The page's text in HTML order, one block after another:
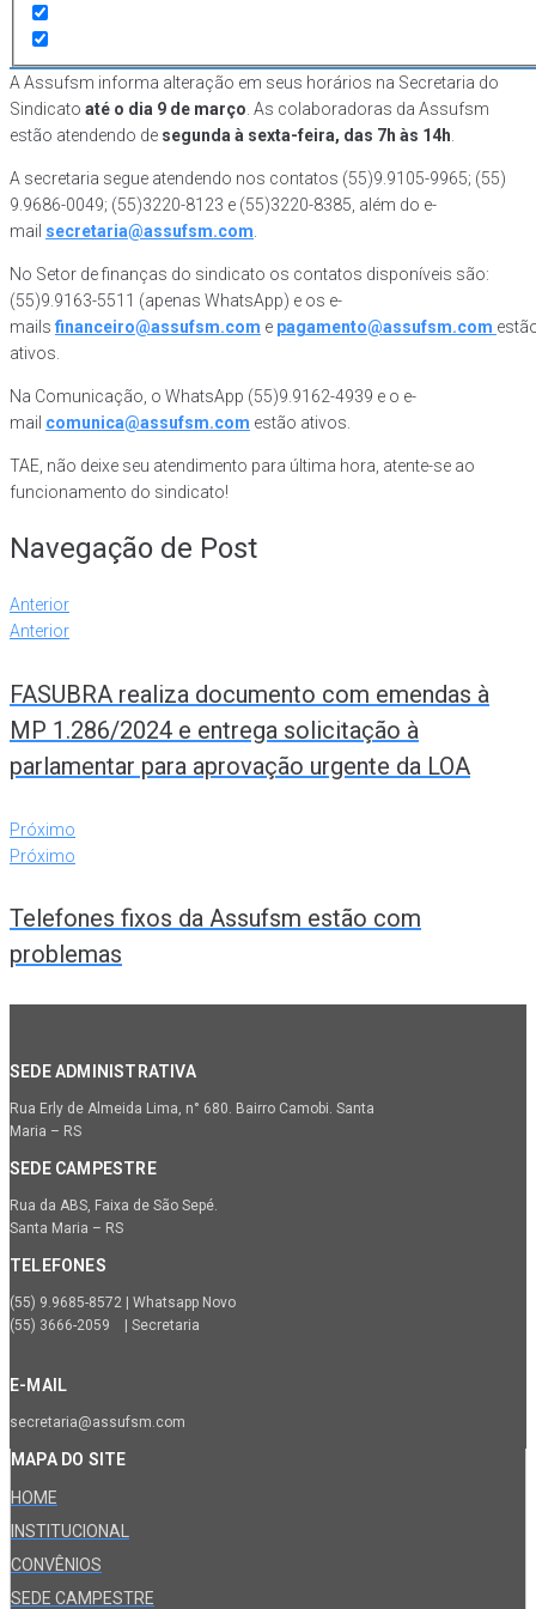
A Assufsm informa alteração em seus horários na Secretaria do
Sindicato até o dia 9 de março . As colaboradoras da Assufsm
estão atendendo de segunda à sexta-feira, das 7h às 14h
A secretaria segue atendendo nos contatos (55)9.9105-9965; (55)
9.9686-0049; (55)3220-8123 e (55)3220-8385, além do e-
mail secretaria@assufsm.com
No Setor de finanças do sindicato os contatos disponíveis são:
(55)9.9163-5511 (apenas WhatsApp) e os e-
mails financeiro@assufsm.com e pagamento@assufsm.com
ativos.
Na Comunicação, o WhatsApp (55)9.9162-4939 e o e-
mail comunica@assufsm.com estão ativos.
TAE, não deixe seu atendimento para última hora, atente-se ao
funcionamento do sindicato!
Navegação de Post
Anterior
Anterior
FASUBRA realiza documento com emendas à
MP 1.286/2024 e entrega solicitação à
parlamentar para aprovação urgente da LOA
Próximo
Próximo
Telefones fixos da Assufsm estão com
problemas
SEDE ADMINISTRATIVA
Rua Erly de Almeida Lima, n° 680. Bairro Camobi. Santa
Maria – RS
SEDE CAMPESTRE
Rua da ABS, Faixa de São Sepé.
Santa Maria – RS
TELEFONES
(55) 9.9685-8572 | Whatsapp Novo
(55) 3666-2059 | Secretaria
E-MAIL
secretaria@assufsm.com
MAPA DO SITE
HOME
INSTITUCIONAL
CONVÊNIOS
SEDE CAMPESTRE